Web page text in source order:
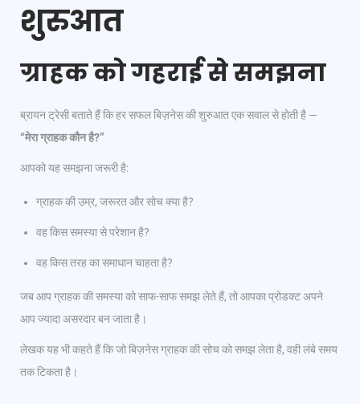
शुरुआत
ग्राहक को गहराई से समझना
ब्रायन ट्रेसी बताते हैं कि हर सफल बिज़नेस की शुरुआत एक सवाल से होती है —
“मेरा ग्राहक कौन है?”
आपको यह समझना जरूरी है:
ग्राहक की उम्र, जरूरत और सोच क्या है?
वह किस समस्या से परेशान है?
वह किस तरह का समाधान चाहता है?
जब आप ग्राहक की समस्या को साफ-साफ समझ लेते हैं, तो आपका प्रोडक्ट अपने
आप ज्यादा असरदार बन जाता है।
लेखक यह भी कहते हैं कि जो बिज़नेस ग्राहक की सोच को समझ लेता है, वही लंबे समय
तक टिकता है।